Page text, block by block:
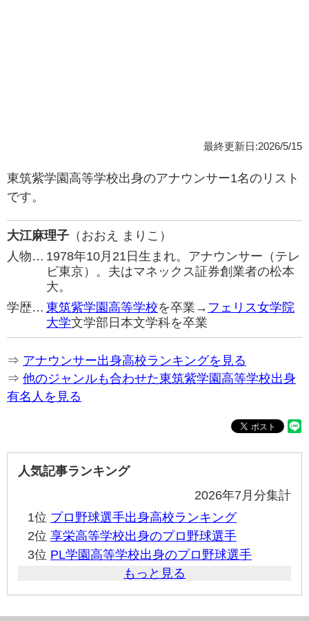
最終更新日:2026/5/15
東筑紫学園高等学校出身のアナウンサー1名のリスト
です。
大江麻理子 （おおえ まりこ）
人物… 1978年10月21日生まれ。アナウンサー（テレ
ビ東京）。夫はマネックス証券創業者の松本
大。
学歴… 東筑紫学園高等学校を卒業→ フェリス女学院
大学文学部日本文学科を卒業
⇒ アナウンサー出身高校ランキングを見る
⇒ 他のジャンルも合わせた東筑紫学園高等学校出身
有名人を見る
人気記事ランキング
2026年7月分集計
1位 プロ野球選手出身高校ランキング
2位 享栄高等学校出身のプロ野球選手
3位 PL学園高等学校出身のプロ野球選手
もっと見る